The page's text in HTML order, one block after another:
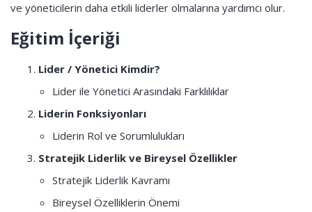
ve yöneticilerin daha etkili liderler olmalarına yardımcı olur.
Eğitim İçeriği
Lider / Yönetici Kimdir?
Lider ile Yönetici Arasındaki Farklılıklar
Liderin Fonksiyonları
Liderin Rol ve Sorumlulukları
Stratejik Liderlik ve Bireysel Özellikler
Stratejik Liderlik Kavramı
Bireysel Özelliklerin Önemi